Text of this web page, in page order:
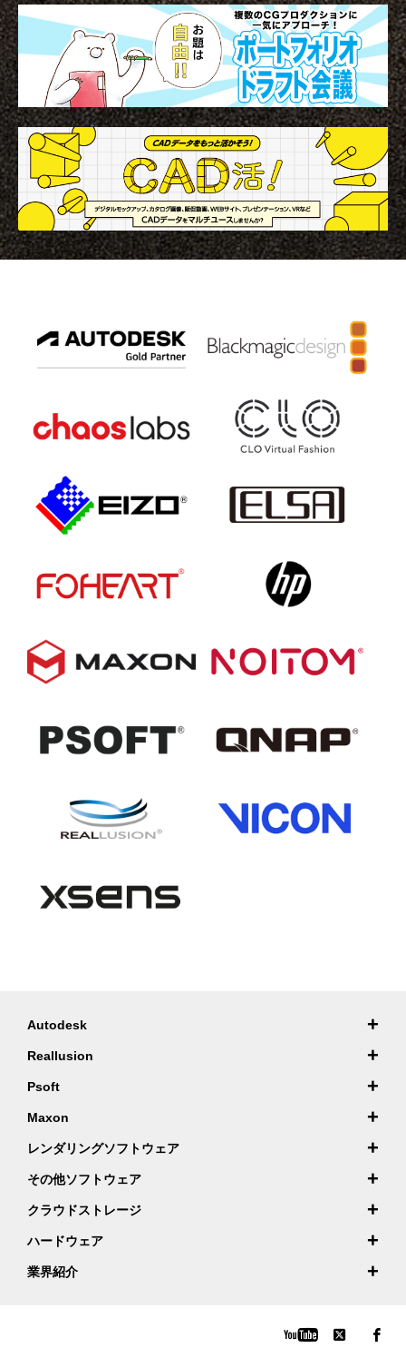
Autodesk Fusion × Rhinoによる次世代デ
ザインワークフロー
2026.03.12
【動画】3ds Maxに
ライズ-プロダクト
ータを有効活用しま
2021.04.30
『MERCURY Entei Ryu造形作品集』発売
記念セミナーレポート 第一部：造形思想に
基づく作品制作の舞台裏
2026.01.20
『MERCURY Entei
記念セミナーレポ
による作品添削指導
2026.01.20
携 – アパレル業界DXセミナーPart3「3Dで
単EC活用！ – アパ
Part2「3Dで実現で
2022.03.20
Autodesk +
Reallusion +
Psoft +
Maxon +
レンダリングソフトウェア +
その他ソフトウェア +
クラウドストレージ +
ハードウェア +
業界紹介 +